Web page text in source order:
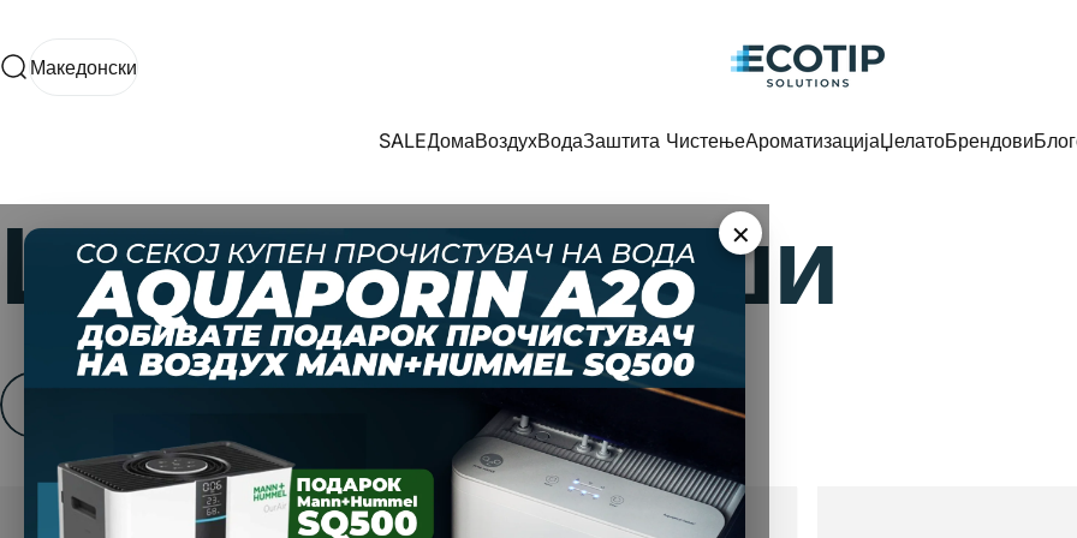
Македонски
Пребарување Ecotip Solutions
SALEДомаВоздухВодаЗаштита ЧистењеАроматизацијаЏелатоБрендови
×
Шишињаичаши